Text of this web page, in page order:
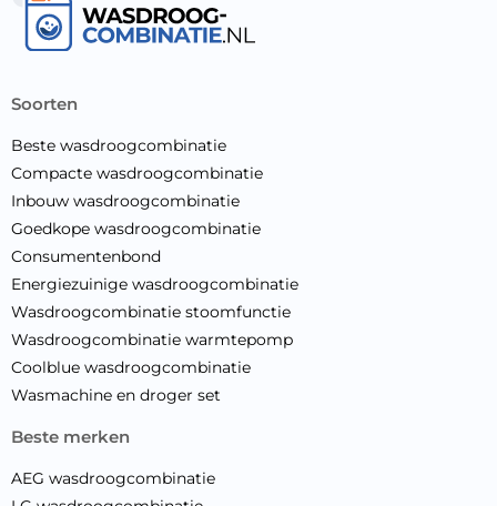
soorten
Beste wasdroogcombinatie
Compacte wasdroogcombinatie
Inbouw wasdroogcombinatie
Goedkope wasdroogcombinatie
Consumentenbond
Energiezuinige wasdroogcombinatie
Wasdroogcombinatie stoomfunctie
Wasdroogcombinatie warmtepomp
Coolblue wasdroogcombinatie
Wasmachine en droger set
beste merken
AEG wasdroogcombinatie